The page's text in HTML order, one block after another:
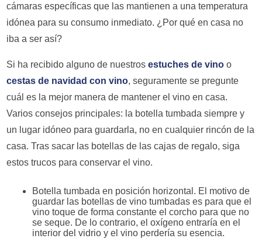
cámaras específicas que las mantienen a una temperatura
idónea para su consumo inmediato. ¿Por qué en casa no
iba a ser así?
Si ha recibido alguno de nuestrosestuches de vino o
cestas de navidad con vino, seguramente se pregunte
cuál es la mejor manera de mantener el vino en casa.
Varios consejos principales: la botella tumbada siempre y
un lugar idóneo para guardarla, no en cualquier rincón de la
casa. Tras sacar las botellas de las cajas de regalo, siga
estos trucos para conservar el vino.
Botella tumbada en posición horizontal. El motivo de
guardar las botellas de vino tumbadas es para que el
vino toque de forma constante el corcho para que no
se seque. De lo contrario, el oxígeno entraría en el
interior del vidrio y el vino perdería su esencia.